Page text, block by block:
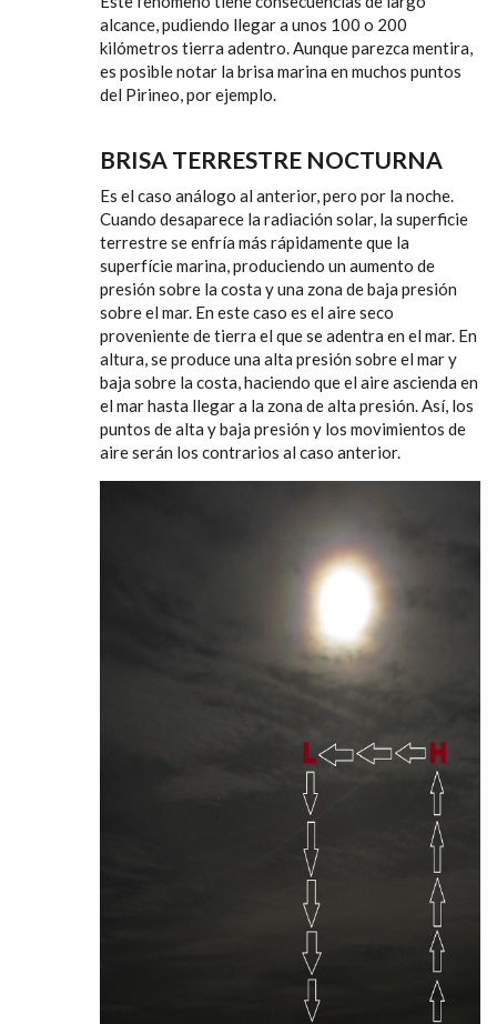
alcance, pudiendo llegar a unos 100 o 200
kilómetros tierra adentro. Aunque parezca mentira,
es posible notar la brisa marina en muchos puntos
del Pirineo, por ejemplo.
BRISA TERRESTRE NOCTURNA
Es el caso análogo al anterior, pero por la noche.
Cuando desaparece la radiación solar, la superficie
terrestre se enfría más rápidamente que la
superfície marina, produciendo un aumento de
presión sobre la costa y una zona de baja presión
sobre el mar. En este caso es el aire seco
proveniente de tierra el que se adentra en el mar. En
altura, se produce una alta presión sobre el mar y
baja sobre la costa, haciendo que el aire ascienda en
el mar hasta llegar a la zona de alta presión. Así, los
puntos de alta y baja presión y los movimientos de
aire serán los contrarios al caso anterior.